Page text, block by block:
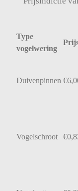
Type
vogelwering
Duivenpinnen €
Vogelschroot €